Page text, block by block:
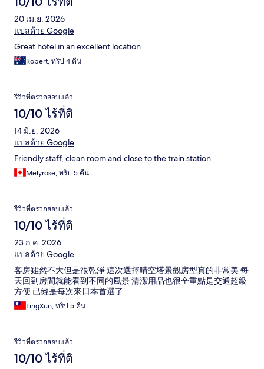
20 เม.ย. 2026
แปลด้วย Google
Great hotel in an excellent location.
Robert, ทริป 4 คืน
รีวิวที่ตรวจสอบแล้ว
10/10 ไร้ที่ติ
14 มิ.ย. 2026
แปลด้วย Google
Friendly staff, clean room and close to the train station.
Melyrose, ทริป 5 คืน
รีวิวที่ตรวจสอบแล้ว
10/10 ไร้ที่ติ
23 ก.ค. 2026
แปลด้วย Google
客房雖然不大但是很乾淨 這次選擇晴空塔景觀房型真的非常美 每
天回到房間就能看到不同的風景 清潔用品也很全重點是交通超級
方便 已經是每次來日本首選了
TingXun, ทริป 5 คืน
รีวิวที่ตรวจสอบแล้ว
10/10 ไร้ที่ติ